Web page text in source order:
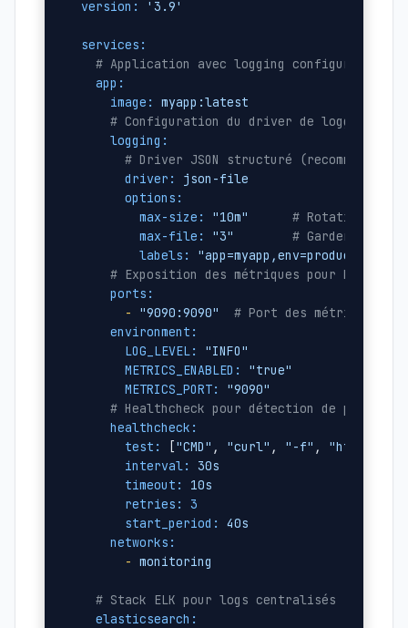
version: '3.9'
services:
# Application avec logging configuré
app:
image:
myapp:latest
# Configuration du driver de logging
logging:
# Driver JSON structuré (recommandé
driver:
json-file
options:
max-size:
"10m"
# Rotation tous
max-file:
"3"
# Garder 3
labels:
"app=myapp,env=production"
# Exposition des métriques pour
ports:
-
"9090:9090"
# Port des métriques
environment:
LOG_LEVEL:
"INFO"
METRICS_ENABLED:
"true"
METRICS_PORT:
"9090"
# Healthcheck pour détection de problèmes
healthcheck:
test:
["CMD" , "curl" , "-f" , "http://
interval:
30s
timeout:
10s
retries:
3
start_period:
40s
networks:
- monitoring
# Stack ELK pour logs centralisés
elasticsearch: